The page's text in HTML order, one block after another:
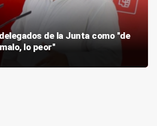
de la Junta como "de
lo peor"